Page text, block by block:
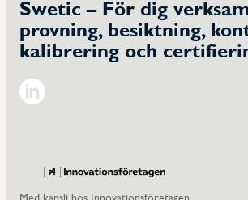
Swetic – För dig
provning, besiktning,
kalibrering och